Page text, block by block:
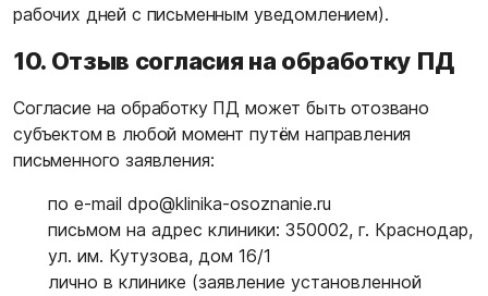
рабочих дней с письменным уведомлением).
10. Отзыв согласия на обработку ПД
Согласие на обработку ПД может быть отозвано
субъектом в любой момент путём направления
письменного заявления:
по e-mail dpo@klinika-osoznanie.ru
письмом на адрес клиники: 350002, г. Краснодар,
ул. им. Кутузова, дом 16/1
лично в клинике (заявление установленной